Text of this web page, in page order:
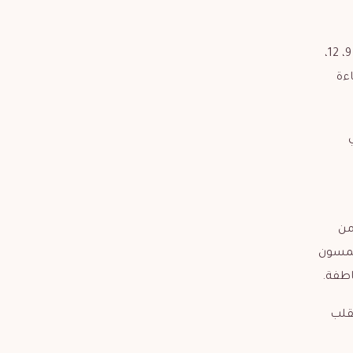
يصنّف برج الحوت ضمن الأبراج المائية ويبدأ من 2/19 – 3/20 والألوان المفضلة لديه هي: الأرجواني، والبنفسجي، وأرقام حظه هي: 3، 9، 12،
من
متحمسون